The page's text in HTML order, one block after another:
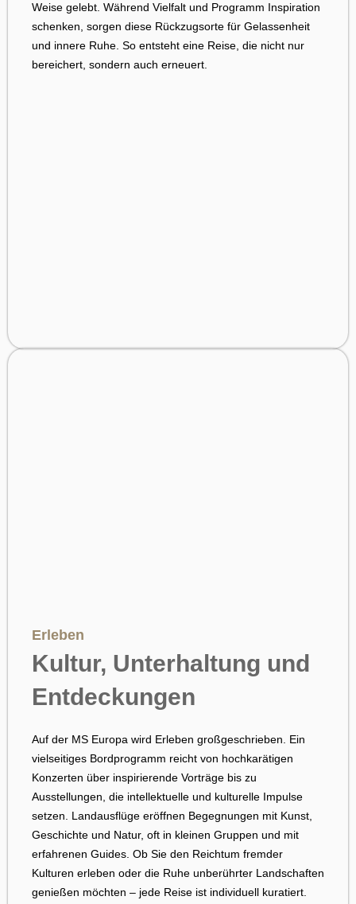
Weise gelebt. Während Vielfalt und Programm Inspiration
schenken, sorgen diese Rückzugsorte für Gelassenheit
und innere Ruhe. So entsteht eine Reise, die nicht nur
bereichert, sondern auch erneuert.
Erleben
Kultur, Unterhaltung und
Entdeckungen
Auf der MS Europa wird Erleben großgeschrieben. Ein
vielseitiges Bordprogramm reicht von hochkarätigen
Konzerten über inspirierende Vorträge bis zu
Ausstellungen, die intellektuelle und kulturelle Impulse
setzen. Landausflüge eröffnen Begegnungen mit Kunst,
Geschichte und Natur, oft in kleinen Gruppen und mit
erfahrenen Guides. Ob Sie den Reichtum fremder
Kulturen erleben oder die Ruhe unberührter Landschaften
genießen möchten – jede Reise ist individuell kuratiert.